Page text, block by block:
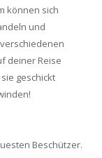
können sich
und
deiner Reise
geschickt
Beschützer.